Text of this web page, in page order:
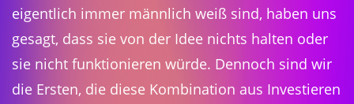
eigentlich immer männlich weiß sind, haben uns
gesagt, dass sie von der Idee nichts halten oder
sie nicht funktionieren würde. Dennoch sind wir
die Ersten, die diese Kombination aus Investieren